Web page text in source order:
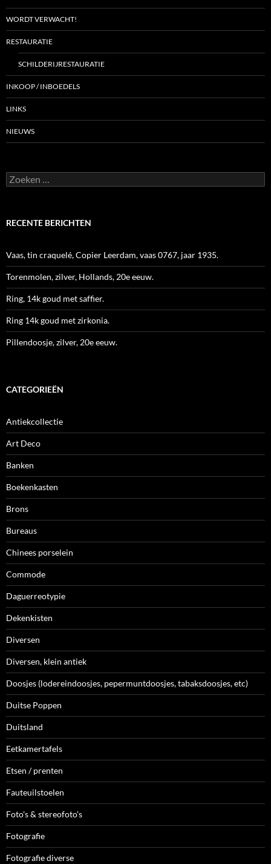
WORDT VERWACHT!
RESTAURATIE
SCHILDERIJRESTAURATIE
INKOOP / INBOEDELS
LINKS
NIEUWS
Zoeken
naar:
RECENTE BERICHTEN
Vaas, tin craquelé, Copier Leerdam, vaas 0767, jaar 1935.
Torenmolen, zilver, Hollands, 20e eeuw.
Ring, 14k goud met saffier.
Ring 14k goud met zirkonia.
Pillendoosje, zilver, 20e eeuw.
CATEGORIEËN
Antiekcollectie
Art Deco
Banken
Boekenkasten
Brons
Bureaus
Chinees porselein
Commode
Daguerreotypie
Dekenkisten
Diversen
Diversen, klein antiek
Doosjes (lodereindoosjes, pepermuntdoosjes, tabaksdoosjes, etc)
Duitse Poppen
Duitsland
Eetkamertafels
Etsen / prenten
Fauteuilstoelen
Foto's & stereofoto's
Fotografie
Fotografie diverse